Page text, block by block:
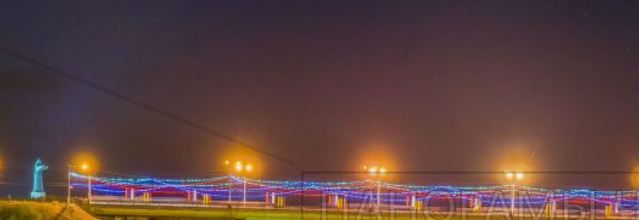
и окрестностей по временам года